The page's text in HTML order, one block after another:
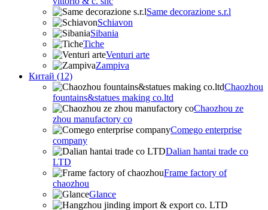
Same decorazione s.r.l
Schiavon
Sibania
Tiche
Venturi arte
Zampiva
Китай (12)
Chaozhou
fountains&statues making co.ltd
Chaozhou ze
zhou manufactory co
Comego enterprise
company
Dalian hantai trade co
LTD
Frame factory of
chaozhou
Glance